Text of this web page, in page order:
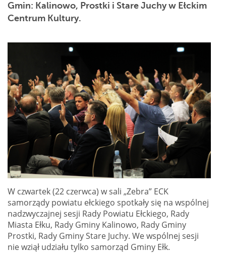
Gmin: Kalinowo, Prostki i Stare Juchy w Ełckim
Centrum Kultury.
W czwartek (22 czerwca) w sali „Zebra” ECK
samorządy powiatu ełckiego spotkały się na wspólnej
nadzwyczajnej sesji Rady Powiatu Ełckiego, Rady
Miasta Ełku, Rady Gminy Kalinowo, Rady Gminy
Prostki, Rady Gminy Stare Juchy. We wspólnej sesji
nie wziął udziału tylko samorząd Gminy Ełk.